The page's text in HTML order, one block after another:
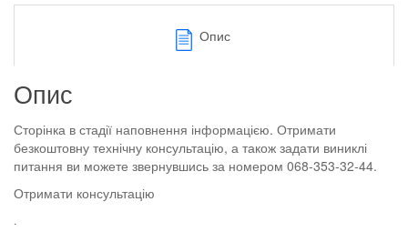
Опис
Опис
Сторінка в стадії наповнення інформацією. Отримати
безкоштовну технічну консультацію, а також задати виниклі
питання ви можете звернувшись за номером 068-353-32-44.
Отримати консультацію
.